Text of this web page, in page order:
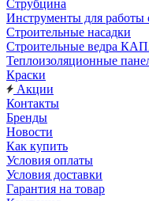
Струбцина
Инструменты для работы
Строительные насадки
Строительные ведра
Теплоизоляционные
Краски
Акции
Контакты
Бренды
Новости
Как купить
Условия оплаты
Условия доставки
Гарантия на товар